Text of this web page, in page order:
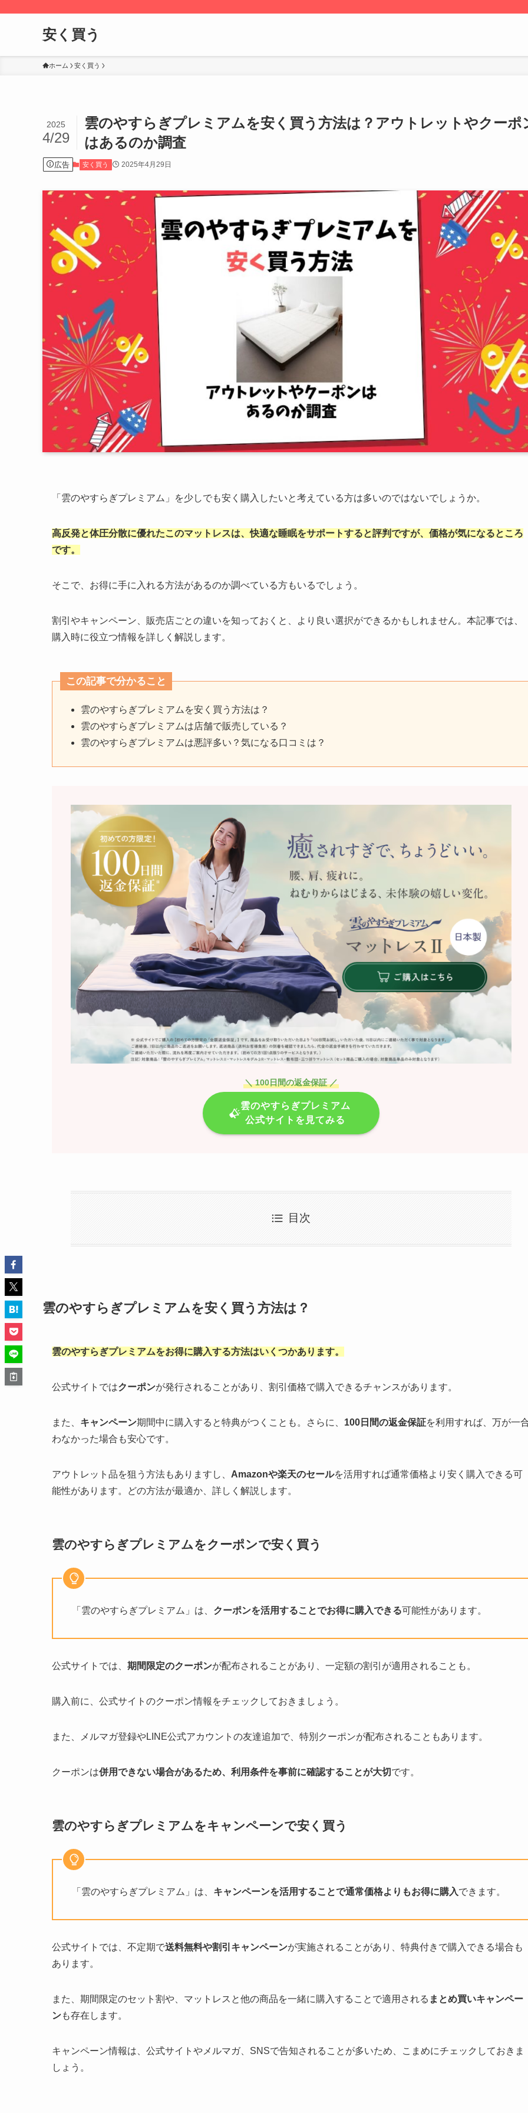
安く買う
ホーム 安く買う
雲のやすらぎプレミアムを安く買う方法は？アウトレットやクーポ
はあるのか調査
2025
4/29
広告 安く買う 2025年4月29日
「雲のやすらぎプレミアム」を少しでも安く購入したいと考えている方は多いのではないでしょうか。
高反発と体圧分散に優れたこのマットレスは、快適な睡眠をサポートすると評判ですが、価格が気になるところ
です。
そこで、お得に手に入れる方法があるのか調べている方もいるでしょう。
割引やキャンペーン、販売店ごとの違いを知っておくと、より良い選択ができるかもしれません。本記事では、
購入時に役立つ情報を詳しく解説します。
この記事で分かること
雲のやすらぎプレミアムを安く買う方法は？
雲のやすらぎプレミアムは店舗で販売している？
雲のやすらぎプレミアムは悪評多い？気になる口コミは？
＼100日間の返金保証／
雲のやすらぎプレミアム
公式サイトを見てみる
目次
雲のやすらぎプレミアムを安く買う方法は？
雲のやすらぎプレミアムをお得に購入する方法はいくつかあります。
公式サイトではクーポンが発行されることがあり、割引価格で購入できるチャンスがあります。
また、 キャンペーン期間中に購入すると特典がつくことも。さらに、 100日間の返金保証を利用すれば、万が一
わなかった場合も安心です。
アウトレット品を狙う方法もありますし、 Amazonや楽天のセールを活用すれば通常価格より安く購入できる可
能性があります。どの方法が最適か、詳しく解説します。
雲のやすらぎプレミアムをクーポンで安く買う
「雲のやすらぎプレミアム」は、 クーポンを活用することでお得に購入できる可能性があります。
公式サイトでは、 期間限定のクーポンが配布されることがあり、一定額の割引が適用されることも。
購入前に、公式サイトのクーポン情報をチェックしておきましょう。
また、メルマガ登録やLINE公式アカウントの友達追加で、特別クーポンが配布されることもあります。
クーポンは併用できない場合があるため、利用条件を事前に確認することが大切 です。
雲のやすらぎプレミアムをキャンペーンで安く買う
「雲のやすらぎプレミアム」は、 キャンペーンを活用することで通常価格よりもお得に購入できます。
公式サイトでは、不定期で送料無料や割引キャンペーンが実施されることがあり、特典付きで購入できる場合も
あります。
また、期間限定のセット割や、マットレスと他の商品を一緒に購入することで適用される まとめ買いキャンペー
ンも存在します。
キャンペーン情報は、公式サイトやメルマガ、SNSで告知されることが多いため、こまめにチェックしておきま
しょう。